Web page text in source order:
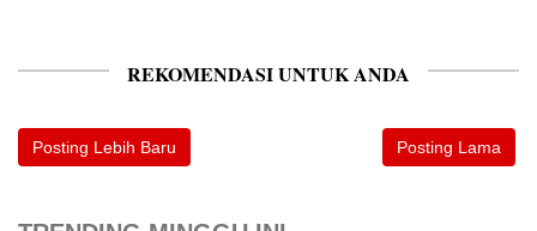
REKOMENDASI UNTUK ANDA
Posting Lebih Baru Posting Lama